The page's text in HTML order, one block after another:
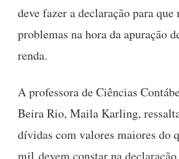
deve fazer a declaração para que
problemas na hora da apuração
renda.
A professora de Ciências
Beira Rio, Maila Karling,
dívidas com valores maiores do
mil devem constar na declaração.